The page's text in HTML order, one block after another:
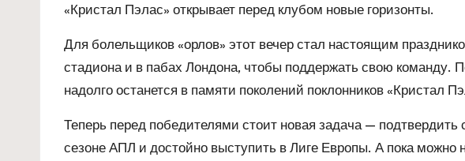
«Кристал Пэлас» открывает перед клубом новые горизонты.
Для болельщиков «орлов» этот вечер стал настоящим
стадиона и в пабах Лондона, чтобы поддержать свою команду.
надолго останется в памяти поколений поклонников «Кристал
Теперь перед победителями стоит новая задача —
сезоне АПЛ и достойно выступить в Лиге Европы. А пока можно